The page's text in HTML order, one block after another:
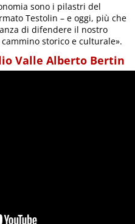
sono i pilastri del
Testolin – e oggi, più che
di difendere il nostro
storico e culturale».
Valle Alberto Bertin